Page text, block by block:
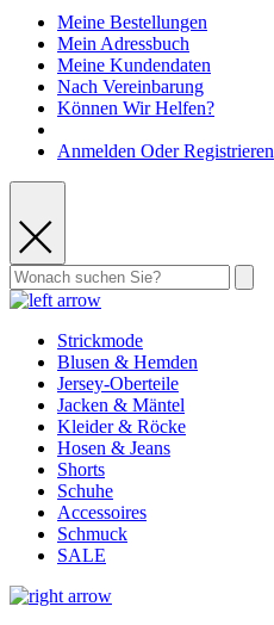
Meine Bestellungen
Mein Adressbuch
Meine Kundendaten
Nach Vereinbarung
Können Wir Helfen?
Anmelden Oder Registrieren
Strickmode
Blusen & Hemden
Jersey-Oberteile
Jacken & Mäntel
Kleider & Röcke
Hosen & Jeans
Shorts
Schuhe
Accessoires
Schmuck
SALE